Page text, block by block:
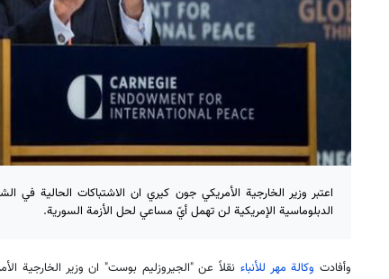
اعتبر وزير الخارجية الأمريكي جون كيري ان الاشتباكات الحالية في
الدبلوماسية الإمريكية لن تهمل أيّ مساعي لحل الأزمة السورية.
وأفادت وكالة مهر للأنباء نقلاً عن "الجيروزليم بوست" ان وزير الخارجية